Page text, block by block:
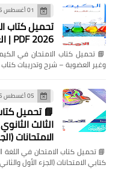
01 أغسطس 2025
تحميل كتاب
2026 PDF | العضوية وغير العضوية
وغير العضوية – شرح وتدريبات
05 أغسطس 2025
📘 تحميل
الامتحانات
كتابي الامتحانات (الجزء الأول